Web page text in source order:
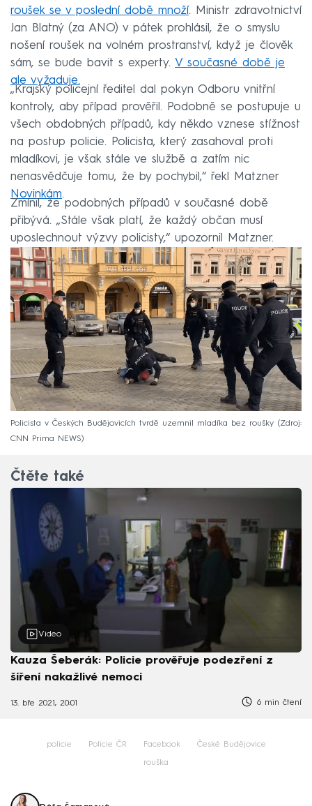
roušek se v poslední době množí. Ministr zdravotnictví
Jan Blatný (za ANO) v pátek prohlásil, že o smyslu
nošení roušek na volném prostranství, když je člověk
sám, se bude bavit s experty. V současné době je
ale vyžaduje.
„Krajský policejní ředitel dal pokyn Odboru vnitřní
kontroly, aby případ prověřil. Podobně se postupuje u
všech obdobných případů, kdy někdo vznese stížnost
na postup policie. Policista, který zasahoval proti
mladíkovi, je však stále ve službě a zatím nic
nenasvědčuje tomu, že by pochybil,“ řekl Matzner
Novinkám.
Zmínil, že podobných případů v současné době
přibývá. „Stále však platí, že každý občan musí
uposlechnout výzvy policisty,“ upozornil Matzner.
Policista v Českých Budějovicích tvrdě uzemnil mladíka bez roušky
Zdroj:
CNN Prima NEWS
Čtěte také
Video
Kauza Šeberák: Policie prověřuje podezření z
šíření nakažlivé nemoci
13. bře 2021, 20:01 6 min čtení
policie Policie ČR Facebook České Budějovice
rouška